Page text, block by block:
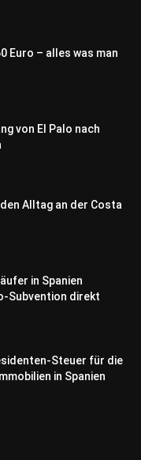
Euro – alles was man
von El Palo nach
Alltag an der Costa
in Spanien
Subvention direkt
Steuer für die
in Spanien